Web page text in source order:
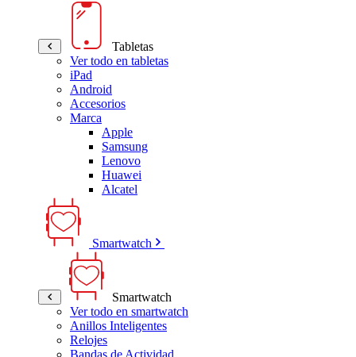
Tabletas
Ver todo en tabletas
iPad
Android
Accesorios
Marca
Apple
Samsung
Lenovo
Huawei
Alcatel
Smartwatch
Smartwatch
Ver todo en smartwatch
Anillos Inteligentes
Relojes
Bandas de Actividad